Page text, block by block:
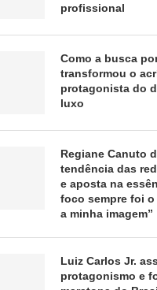
profissional
Como a busca
transformou o
protagonista do
luxo
Regiane Canuto
tendência das
e aposta na
foco sempre foi o
a minha imagem”
Luiz Carlos Jr.
protagonismo e